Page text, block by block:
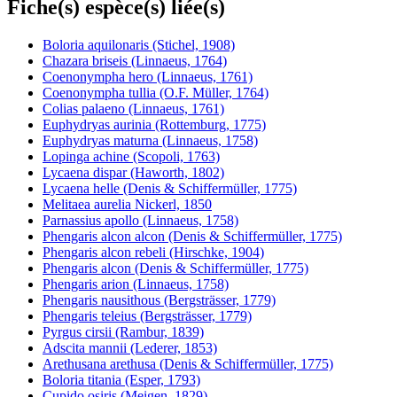
Fiche(s) espèce(s) liée(s)
Boloria aquilonaris (Stichel, 1908)
Chazara briseis (Linnaeus, 1764)
Coenonympha hero (Linnaeus, 1761)
Coenonympha tullia (O.F. Müller, 1764)
Colias palaeno (Linnaeus, 1761)
Euphydryas aurinia (Rottemburg, 1775)
Euphydryas maturna (Linnaeus, 1758)
Lopinga achine (Scopoli, 1763)
Lycaena dispar (Haworth, 1802)
Lycaena helle (Denis & Schiffermüller, 1775)
Melitaea aurelia Nickerl, 1850
Parnassius apollo (Linnaeus, 1758)
Phengaris alcon alcon (Denis & Schiffermüller, 1775)
Phengaris alcon rebeli (Hirschke, 1904)
Phengaris alcon (Denis & Schiffermüller, 1775)
Phengaris arion (Linnaeus, 1758)
Phengaris nausithous (Bergsträsser, 1779)
Phengaris teleius (Bergsträsser, 1779)
Pyrgus cirsii (Rambur, 1839)
Adscita mannii (Lederer, 1853)
Arethusana arethusa (Denis & Schiffermüller, 1775)
Boloria titania (Esper, 1793)